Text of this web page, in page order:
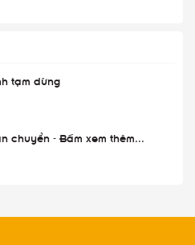
tạm dừng
chuyển - Bấm xem thêm...